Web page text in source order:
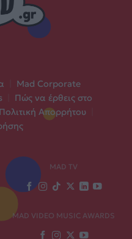
Mad Corporate
Πώς να έρθεις στο
Πολιτική Απορρήτου
MAD TV
MAD VIDEO MUSIC AWARDS